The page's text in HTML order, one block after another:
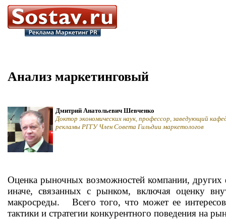
Анализ маркетинговый
Дмитрий Анатольевич Шевченко
Доктор экономических наук, профессор, заведующий
рекламы РГГУ Член Совета Гильдии маркетологов
Оценка рыночных возможностей компании, других
иначе, связанных с рынком, включая оценку
макросреды. Всего того, что может ее
тактики и стратегии конкурентного поведения на